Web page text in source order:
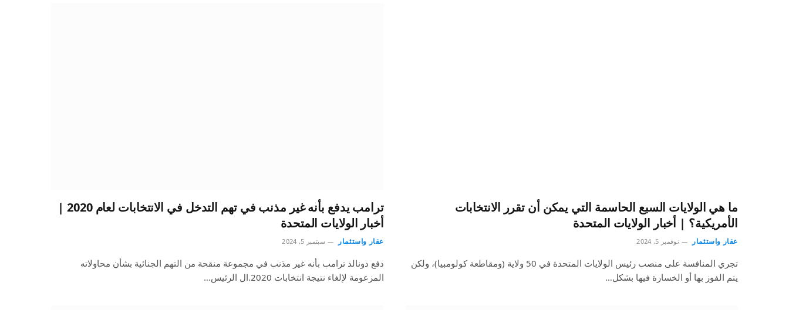
ما هي الولايات السبع الحاسمة التي يمكن أن تقرر الانتخابات
الأمريكية؟ | أخبار الولايات المتحدة
عقار واستثمار نوفمبر 5, 2024
تجري المنافسة على منصب رئيس الولايات المتحدة في 50 ولاية (ومقاطعة كولومبيا)، ولكن
يتم الفوز بها أو الخسارة فيها بشكل…
ترامب يدفع بأنه غير مذنب في تهم التدخل في الانتخابات لعام 2020 |
أخبار الولايات المتحدة
عقار واستثمار سبتمبر 5, 2024
دفع دونالد ترامب بأنه غير مذنب في مجموعة منقحة من التهم الجنائية بشأن محاولاته
المزعومة لإلغاء نتيجة انتخابات 2020.ال الرئيس…